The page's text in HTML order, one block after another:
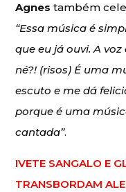
Agnes também
“Essa música é
que eu já ouvi. A
né?! (risos) É uma
escuto e me dá
porque é uma
cantada”.
IVETE SANGALO E
TRANSBORDAM